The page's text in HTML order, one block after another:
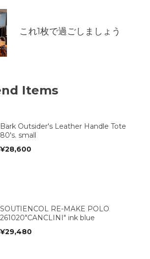
これ1枚で過ごしましょう
Items
Bark Outsider's Leather Handle Tote
80's. small
¥28,600
SOUTIENCOL RE-MAKE POLO
261020"CANCLINI" ink blue
¥29,480